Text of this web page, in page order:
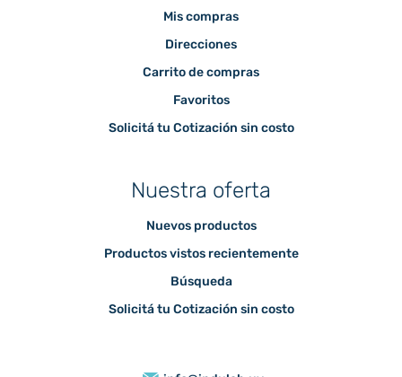
Mis compras
Direcciones
Carrito de compras
Favoritos
Solicitá tu Cotización sin costo
Nuestra oferta
Nuevos productos
Productos vistos recientemente
Búsqueda
Solicitá tu Cotización sin costo